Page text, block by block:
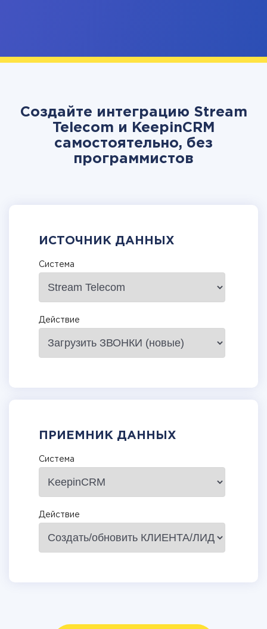
Создайте интеграцию Stream
Telecom и KeepinCRM
самостоятельно, без
программистов
ИСТОЧНИК ДАННЫХ
Система
Действие
ПРИЕМНИК ДАННЫХ
Система
Действие